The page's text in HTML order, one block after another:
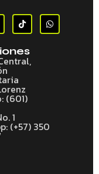
(601)
1
(+57) 350